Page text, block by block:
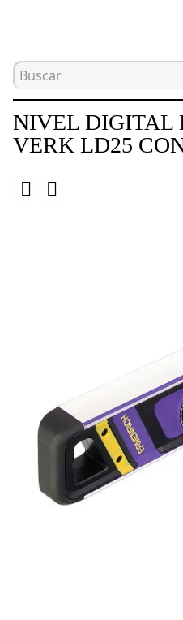
Inicio
NIVEL DIGITAL
VERK LD25